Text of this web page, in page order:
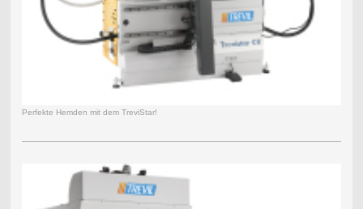
Perfekte Hemden mit dem TreviStar!